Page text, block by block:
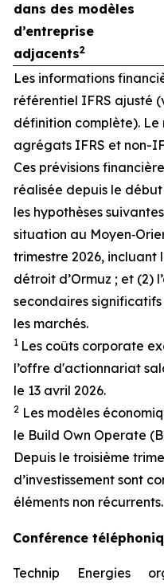
dans des modèles
d’entreprise
adjacents2
Les informations
référentiel IFRS ajusté
définition complète).
agrégats IFRS et non-
Ces prévisions
réalisée depuis le
les hypothèses
situation au
trimestre 2026,
détroit d’Ormuz ; et (2)
secondaires
les marchés.
1 Les coûts corporate
l’offre d'actionnariat
le 13 avril 2026.
2 Les modèles
le Build Own Operate
Depuis le troisième
d’investissement sont
éléments non récurrents.
Conférence
Technip Energies